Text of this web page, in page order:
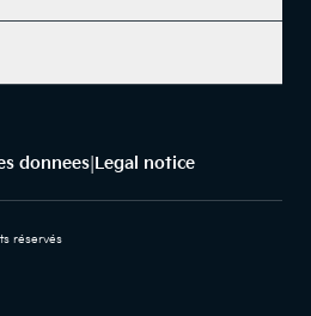
donnees| Legal notice
réservés